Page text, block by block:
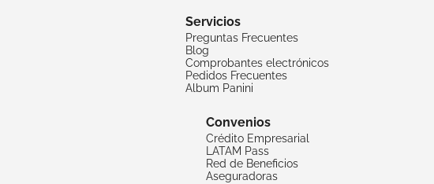
Servicios
Preguntas Frecuentes
Blog
Comprobantes electrónicos
Pedidos Frecuentes
Album Panini
Convenios
Crédito Empresarial
LATAM Pass
Red de Beneficios
Aseguradoras